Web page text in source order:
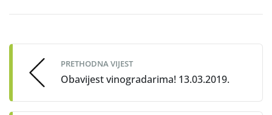
navigation
PRETHODNA VIJEST
Obavijest vinogradarima! 13.03.2019.